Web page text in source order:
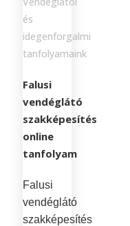
és
idegenforgalmi
tanfolyamaink
Falusi
vendéglátó
szakképesítés
online
tanfolyam
Falusi
vendéglátó
szakképesítés